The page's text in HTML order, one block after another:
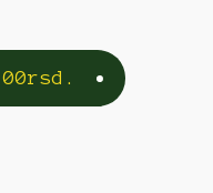
rsd.